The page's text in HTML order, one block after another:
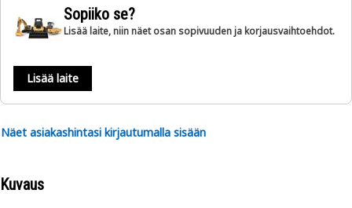
Sopiiko se?
Lisää laite, niin näet osan sopivuuden ja korjausvaihtoehdot.
Lisää laite
Näet asiakashintasi kirjautumalla sisään
Kuvaus